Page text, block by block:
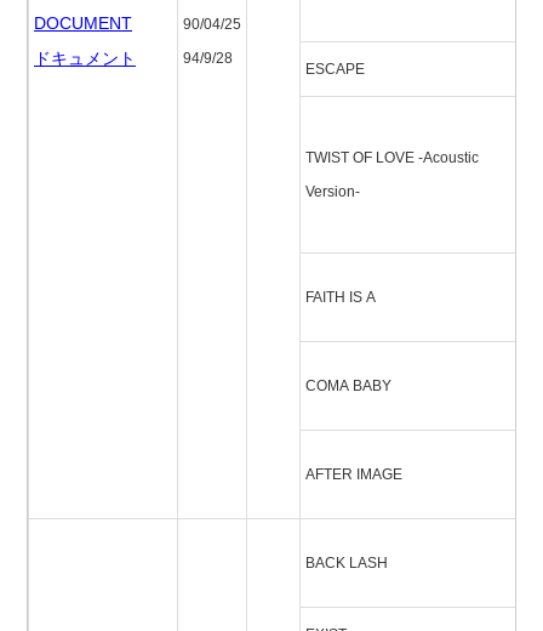
DOCUMENT
ドキュメント
90/04/25
94/9/28
ESCAPE
TWIST OF LOVE -Acoustic
Version-
FAITH IS A
COMA BABY
AFTER IMAGE
BACK LASH